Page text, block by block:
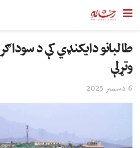
طالبانو دایکنډي کې د
وتړلې
6 دسمبر 2025